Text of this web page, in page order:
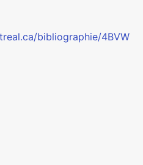
bibliographie/4BVW